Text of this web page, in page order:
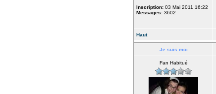
Inscription: 03 Mai 2011 16:22
Messages: 3602
Haut
Je suis moi
Fan Habitué